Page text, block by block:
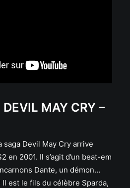
DEVIL MAY CRY –
saga Devil May Cry arrive
en 2001. Il s’agit d’un beat-em
Dante, un démon…
est le fils du célèbre Sparda,